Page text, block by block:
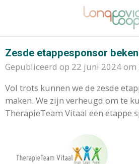
de
hoofdinhoud
Zesde etappesponsor
Gepubliceerd op 22 juni 2024 om
Vol trots kunnen we de zesde
maken. We zijn verheugd om te
TherapieTeam Vitaal een etappe